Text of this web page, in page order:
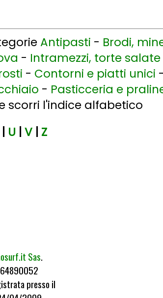
Antipasti - Brodi,
- Intramezzi, torte salate
- Contorni e piatti unici -
- Pasticceria e
scorri l'indice alfabetico
U V Z
Sas.
presso il